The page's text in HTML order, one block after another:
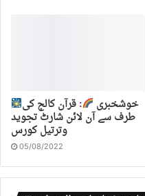
خوشخبری : قرآن کالج کی
طرف سے آن لائن شارٹ تجوید
وترتیل کورس
05/08/2022